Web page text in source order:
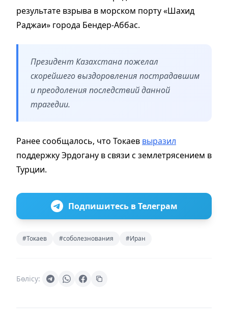
результате взрыва в морском порту «Шахид
Раджаи» города Бендер-Аббас.
Президент Казахстана пожелал
скорейшего выздоровления пострадавшим
и преодоления последствий данной
трагедии.
Ранее сообщалось, что Токаев выразил
поддержку Эрдогану в связи с землетрясением в
Турции.
Подпишитесь в Телеграм
#Токаев #соболезнования #Иран
Бөлісу: